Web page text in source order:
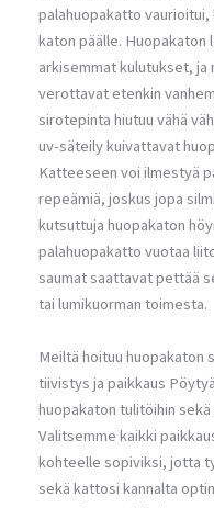
palahuopakatto
katon päälle.
arkisemmat kulutukset, ja
verottavat etenkin
sirotepinta hiutuu vähä
uv-säteily kuivattavat
Katteeseen voi ilmestyä
repeämiä, joskus jopa
kutsuttuja huopakaton
palahuopakatto vuotaa
saumat saattavat pettää
tai lumikuorman toimesta.
Meiltä hoituu huopakaton
tiivistys ja paikkaus
huopakaton tulitöihin
Valitsemme kaikki
kohteelle sopiviksi, jotta
sekä kattosi kannalta